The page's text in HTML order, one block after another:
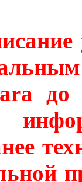
до